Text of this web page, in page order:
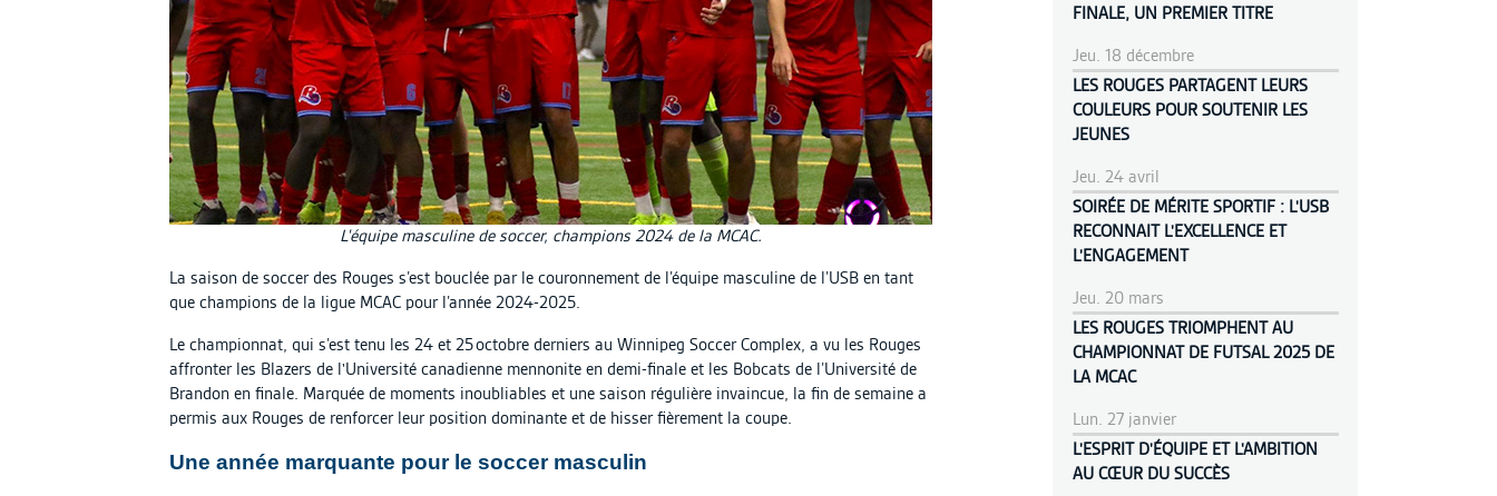
L'équipe masculine de soccer, champions 2024 de la MCAC.
La saison de soccer des Rouges s’est bouclée par le couronnement de l’équipe masculine de l’USB en tant
que champions de la ligue MCAC pour l’année 2024-2025.
Le championnat, qui s’est tenu les 24 et 25 octobre derniers au Winnipeg Soccer Complex, a vu les Rouges
affronter les Blazers de l'Université canadienne mennonite en demi-finale et les Bobcats de l’Université de
Brandon en finale. Marquée de moments inoubliables et une saison régulière invaincue, la fin de semaine a
permis aux Rouges de renforcer leur position dominante et de hisser fièrement la coupe.
Une année marquante pour le soccer masculin
FINALE, UN PREMIER TITRE
Jeu. 18 décembre
LES ROUGES PARTAGENT LEURS
COULEURS POUR SOUTENIR LES
JEUNES
Jeu. 24 avril
SOIRÉE DE MÉRITE SPORTIF : L'USB
RECONNAIT L'EXCELLENCE ET
L'ENGAGEMENT
Jeu. 20 mars
LES ROUGES TRIOMPHENT AU
CHAMPIONNAT DE FUTSAL 2025 DE
LA MCAC
Lun. 27 janvier
L'ESPRIT D'ÉQUIPE ET L'AMBITION
AU CŒUR DU SUCCÈS